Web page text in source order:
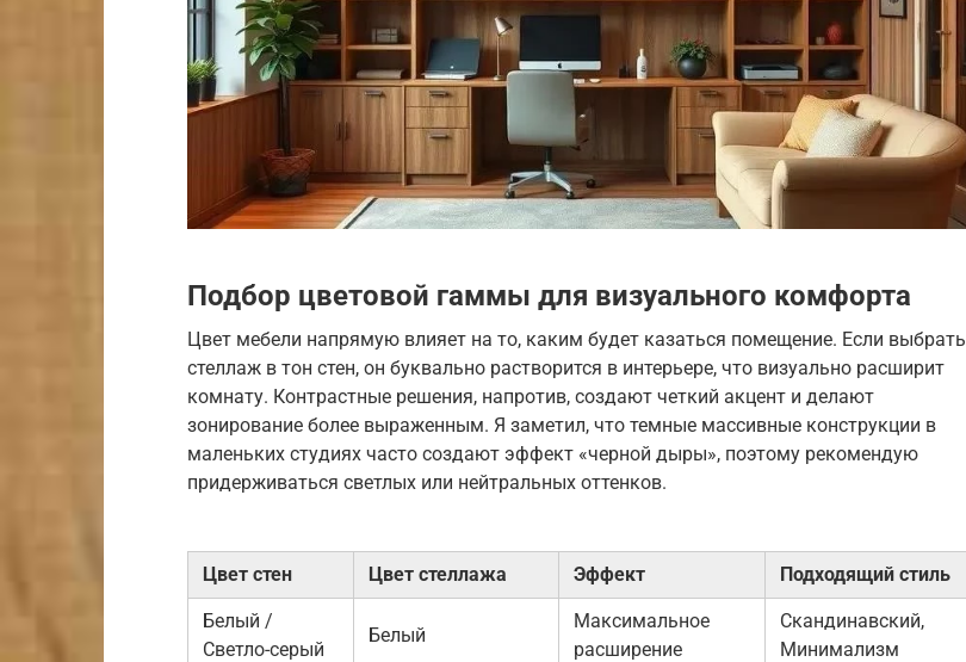
Подбор цветовой гаммы для визуального комфорта
Цвет мебели напрямую влияет на то, каким будет казаться помещение. Если выбрать
стеллаж в тон стен, он буквально растворится в интерьере, что визуально расширит
комнату. Контрастные решения, напротив, создают четкий акцент и делают
зонирование более выраженным. Я заметил, что темные массивные конструкции в
маленьких студиях часто создают эффект «черной дыры», поэтому рекомендую
придерживаться светлых или нейтральных оттенков.
Цвет стен Цвет стеллажа Эффект Подходящий стиль
Белый /
Светло-серый
Белый
Максимальное
расширение
Скандинавский,
Минимализм